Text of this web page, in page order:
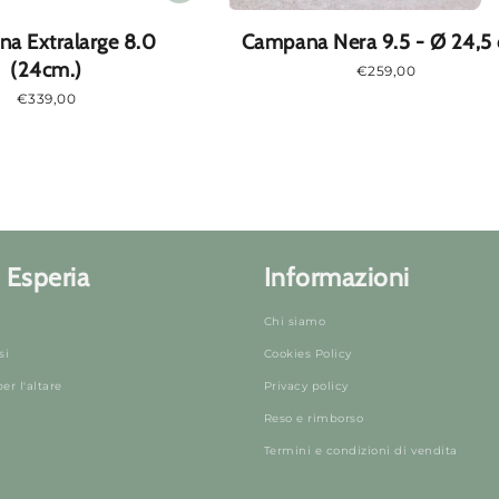
Extralarge 8.0
(24cm.)
Prezzo
€339,00
Campana Nera 9.5 - Ø 24,5
Prezzo
€259,00
l'altare
Informazioni
Chi siamo
Cookies Policy
Privacy policy
Reso e rimborso
Termini e condizioni di vendita